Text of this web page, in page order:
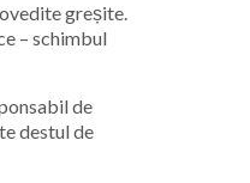
greșite.
– schimbul
de
destul de